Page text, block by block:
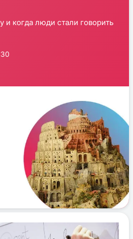
и когда люди стали говорить